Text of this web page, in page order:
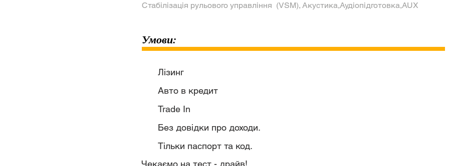
Стабілізація рульового управління (VSM), Акустика,Аудіопідготовка,AUX
Умови:
Лізинг
Авто в кредит
Trade In
Без довідки про доходи.
Тільки паспорт та код.
Чекаємо на тест - драйв!